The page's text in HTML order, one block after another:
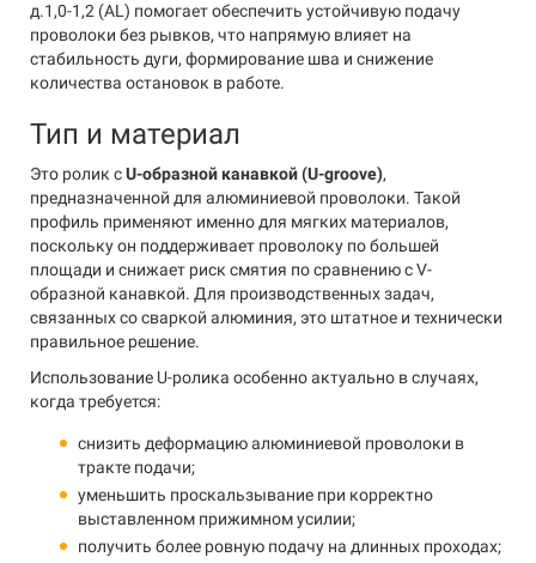
д.1,0-1,2 (AL) помогает обеспечить устойчивую подачу
проволоки без рывков, что напрямую влияет на
стабильность дуги, формирование шва и снижение
количества остановок в работе.
Тип и материал
Это ролик сU-образной канавкой (U-groove),
предназначенной для алюминиевой проволоки. Такой
профиль применяют именно для мягких материалов,
поскольку он поддерживает проволоку по большей
площади и снижает риск смятия по сравнению с V-
образной канавкой. Для производственных задач,
связанных со сваркой алюминия, это штатное и технически
правильное решение.
Использование U-ролика особенно актуально в случаях,
когда требуется:
снизить деформацию алюминиевой проволоки в
тракте подачи;
уменьшить проскальзывание при корректно
выставленном прижимном усилии;
получить более ровную подачу на длинных проходах;